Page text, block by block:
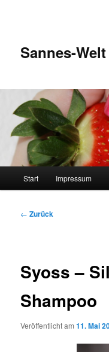
Sannes-Welt
Start Impressum
Beitragsnavigation
← Zurück
Syoss –
Shampoo
Veröffentlicht am11. Mai